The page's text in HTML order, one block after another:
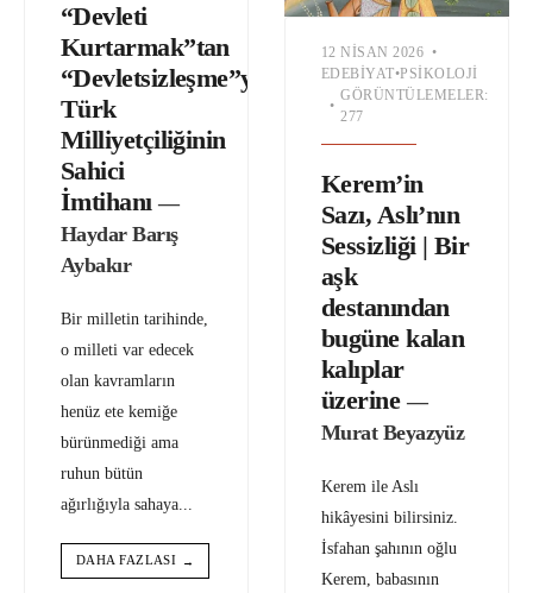
“Devleti
Kurtarmak”tan
“Devletsizleşme”ye:
Türk
Milliyetçiliğinin
Sahici
İmtihanı —
Haydar Barış
Aybakır
Bir milletin tarihinde,
o milleti var edecek
olan kavramların
henüz ete kemiğe
bürünmediği ama
ruhun bütün
ağırlığıyla sahaya...
DAHA FAZLASI →
12 NISAN 2026 •
EDEBIYAT•PSIKOLOJI
•
GÖRÜNTÜLEMELER:
277
Kerem’in
Sazı, Aslı’nın
Sessizliği | Bir
aşk
destanından
bugüne kalan
kalıplar
üzerine —
Murat Beyazyüz
Kerem ile Aslı
hikâyesini bilirsiniz.
İsfahan şahının oğlu
Kerem, babasının